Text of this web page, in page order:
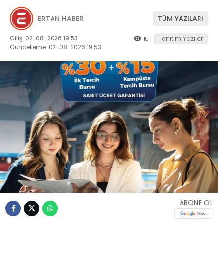
ERTAN HABER TÜM YAZILARI
Giriş: 02-08-2026 19:53
Güncelleme: 02-08-2026 19:53
10 Tanıtım Yazıları
ABONE OL